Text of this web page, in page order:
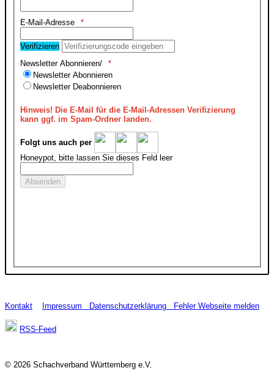
E-Mail-Adresse
Verifizieren
Newsletter Abonnieren/
Newsletter Abonnieren
Newsletter Deabonnieren
Hinweis! Die E-Mail für die E-Mail-Adressen Verifizierung
kann ggf. im Spam-Ordner landen.
Folgt uns auch per
Honeypot, bitte lassen Sie dieses Feld leer
Kontakt Impressum Datenschutzerklärung Fehler Webseite melden
RSS-Feed
© 2026 Schachverband Württemberg e.V.